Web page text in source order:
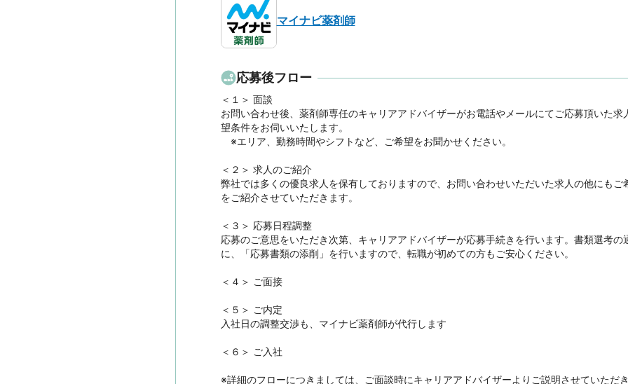
マイナビ薬剤師
応募後フロー
＜１＞ 面談
お問い合わせ後、薬剤師専任のキャリアアドバイザーがお電話やメールにてご応募頂いた求
望条件をお伺いいたします。
※エリア、勤務時間やシフトなど、ご希望をお聞かせください。
＜２＞ 求人のご紹介
弊社では多くの優良求人を保有しておりますので、お問い合わせいただいた求人の他にもご
をご紹介させていただきます。
＜３＞ 応募日程調整
応募のご意思をいただき次第、キャリアアドバイザーが応募手続きを行います。書類選考の
に、「応募書類の添削」を行いますので、転職が初めての方もご安心ください。
＜４＞ ご面接
＜５＞ ご内定
入社日の調整交渉も、マイナビ薬剤師が代行します
＜６＞ ご入社
※詳細のフローにつきましては、ご面談時にキャリアアドバイザーよりご説明させていただ